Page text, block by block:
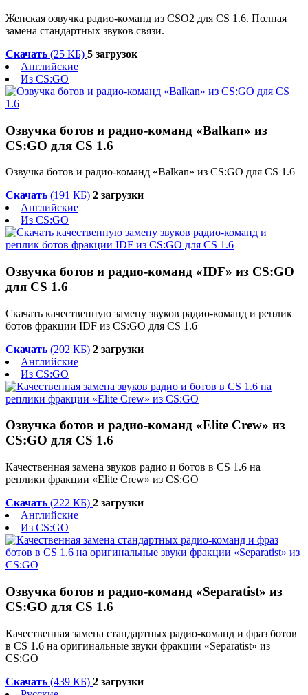
Женская озвучка радио-команд из CSO2 для CS 1.6. Полная
замена стандартных звуков связи.
Скачать (25 КБ) 5 загрузок
Английские
Из CS:GO
Озвучка ботов и радио-команд «Balkan» из
CS:GO для CS 1.6
Озвучка ботов и радио-команд «Balkan» из CS:GO для CS 1.6
Скачать (191 КБ) 2 загрузки
Английские
Из CS:GO
Озвучка ботов и радио-команд «IDF» из CS:GO
для CS 1.6
Скачать качественную замену звуков радио-команд и реплик
ботов фракции IDF из CS:GO для CS 1.6
Скачать (202 КБ) 2 загрузки
Английские
Из CS:GO
Озвучка ботов и радио-команд «Elite Crew» из
CS:GO для CS 1.6
Качественная замена звуков радио и ботов в CS 1.6 на
реплики фракции «Elite Crew» из CS:GO
Скачать (222 КБ) 2 загрузки
Английские
Из CS:GO
Озвучка ботов и радио-команд «Separatist» из
CS:GO для CS 1.6
Качественная замена стандартных радио-команд и фраз ботов
в CS 1.6 на оригинальные звуки фракции «Separatist» из
CS:GO
Скачать (439 КБ) 2 загрузки